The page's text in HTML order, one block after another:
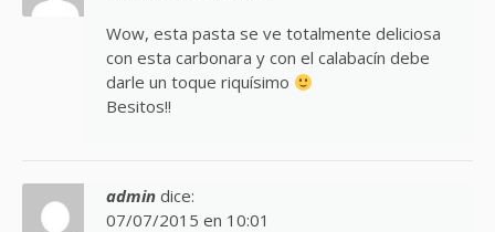
Wow, esta pasta se ve totalmente deliciosa
con esta carbonara y con el calabacín debe
darle un toque riquísimo
Besitos!!
admin dice:
07/07/2015 en 10:01